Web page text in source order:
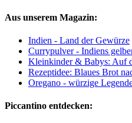
Aus unserem Magazin:
Indien - Land der Gewürze
Currypulver - Indiens
Kleinkinder & Babys: Auf
Rezeptidee: Blaues Brot
Oregano - würzige
Piccantino entdecken: